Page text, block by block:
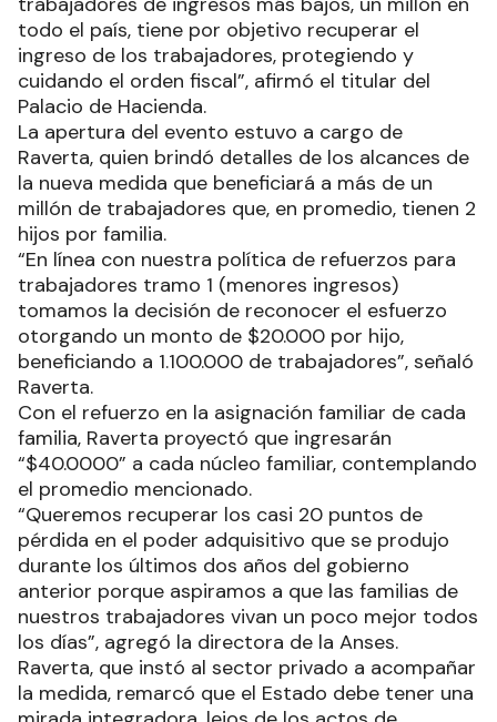
todo el país, tiene por objetivo recuperar el
ingreso de los trabajadores, protegiendo y
cuidando el orden fiscal”, afirmó el titular del
Palacio de Hacienda.
La apertura del evento estuvo a cargo de
Raverta, quien brindó detalles de los alcances de
la nueva medida que beneficiará a más de un
millón de trabajadores que, en promedio, tienen 2
hijos por familia.
“En línea con nuestra política de refuerzos para
trabajadores tramo 1 (menores ingresos)
tomamos la decisión de reconocer el esfuerzo
otorgando un monto de $20.000 por hijo,
beneficiando a 1.100.000 de trabajadores”, señaló
Raverta.
Con el refuerzo en la asignación familiar de cada
familia, Raverta proyectó que ingresarán
“$40.0000” a cada núcleo familiar, contemplando
el promedio mencionado.
“Queremos recuperar los casi 20 puntos de
pérdida en el poder adquisitivo que se produjo
durante los últimos dos años del gobierno
anterior porque aspiramos a que las familias de
nuestros trabajadores vivan un poco mejor todos
los días”, agregó la directora de la Anses.
Raverta, que instó al sector privado a acompañar
la medida, remarcó que el Estado debe tener una